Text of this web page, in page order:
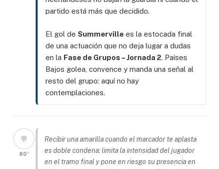
partido está más que decidido.
El gol de Summerville es la estocada final
de una actuación que no deja lugar a dudas
en la Fase de Grupos – Jornada 2. Países
Bajos golea, convence y manda una señal al
resto del grupo: aquí no hay
contemplaciones.
💬
80'
Recibir una amarilla cuando el marcador te aplasta
es doble condena: limita la intensidad del jugador
en el tramo final y pone en riesgo su presencia en